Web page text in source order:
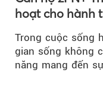
hoạt cho hành
Trong cuộc sống
gian sống không
năng mang đến